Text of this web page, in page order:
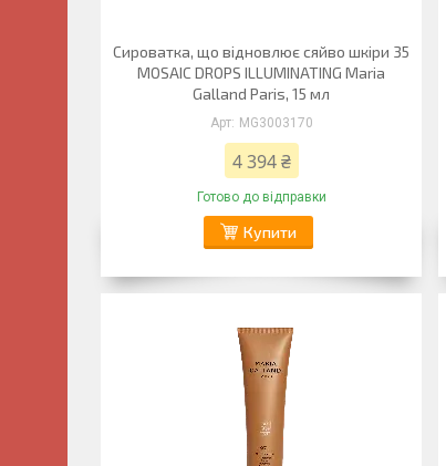
Сироватка, що відновлює сяйво шкіри 35
MOSAIC DROPS ILLUMINATING Maria
Galland Paris, 15 мл
MG3003170
4 394 ₴
Готово до відправки
Купити